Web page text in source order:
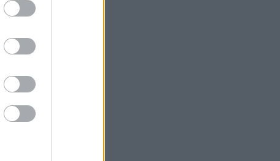
ΗΠΑ και Ισραήλ από το Ορμούζ
για data center τεχνητής νοημοσύνης
στην Ιαπωνία
πραγματοποίησαν 10 παραβάσεις και
17 παραβιάσεις στο Αιγαίο